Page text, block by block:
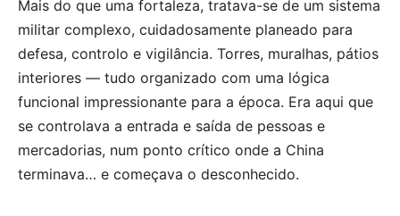
Mais do que uma fortaleza, tratava-se de um sistema
militar complexo, cuidadosamente planeado para
defesa, controlo e vigilância. Torres, muralhas, pátios
interiores — tudo organizado com uma lógica
funcional impressionante para a época. Era aqui que
se controlava a entrada e saída de pessoas e
mercadorias, num ponto crítico onde a China
terminava… e começava o desconhecido.